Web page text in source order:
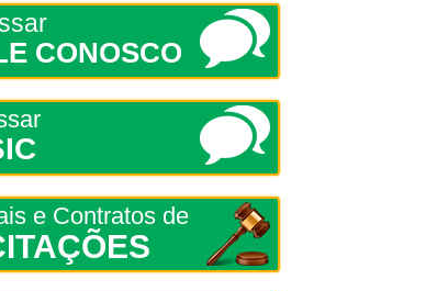
CONOSCO
e Contratos de